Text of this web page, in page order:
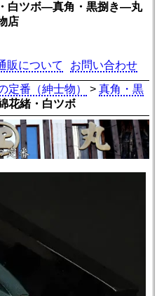
白ツボ―真角・黒捌き―丸
店
販について
お問い合わせ
定番（紳士物） >真角・黒
花緒・白ツボ